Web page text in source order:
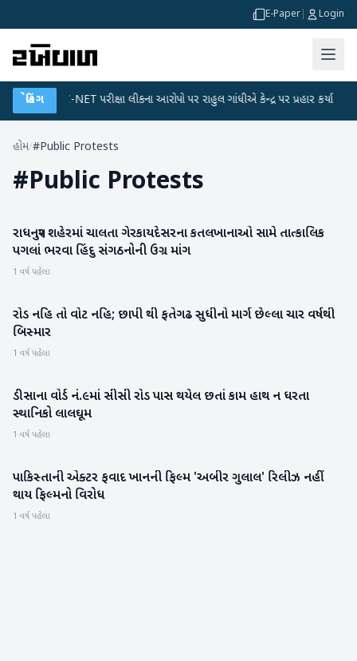
E-Paper Login
બ્રેકિંગUGC-NET પરીક્ષા લીકના આરોપો પર રાહુલ ગાંધીએ કેન્દ્ર પર પ્રહાર કર્યા ●
હોમ/#Public Protests
#Public Protests
પાટણ
રાધનપુર શહેરમાં ચાલતા ગેરકાયદેસરના કતલખાનાઓ સામે તાત્કાલિક
પગલાં ભરવા હિંદુ સંગઠનોની ઉગ્ર માંગ
1 વર્ષ પહેલા
બનાસકાંઠા
રોડ નહિ તો વોટ નહિ; છાપી થી ફતેગઢ સુધીનો માર્ગ છેલ્લા ચાર વર્ષથી
બિસ્માર
1 વર્ષ પહેલા
બનાસકાંઠા
ડીસાના વોર્ડ નં.૯માં સીસી રોડ પાસ થયેલ છતાં કામ હાથ ન ધરતા
સ્થાનિકો લાલઘૂમ
1 વર્ષ પહેલા
મનોરંજન
પાકિસ્તાની એક્ટર ફવાદ ખાનની ફિલ્મ 'અબીર ગુલાલ' રિલીઝ નહીં
થાય ફિલ્મનો વિરોધ
1 વર્ષ પહેલા